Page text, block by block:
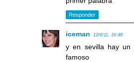
Responder
iceman 12/6/11, 16:48
y en sevilla hay un
famoso